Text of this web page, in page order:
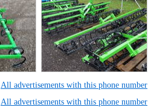
All advertisements with this phone number
All advertisements with this phone number